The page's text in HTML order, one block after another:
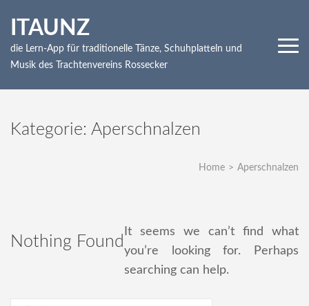
ITAUNZ
die Lern-App für traditionelle Tänze, Schuhplatteln und
Musik des Trachtenvereins Rossecker
Kategorie: Aperschnalzen
Home > Aperschnalzen
Nothing Found
It seems we can’t find what
you’re looking for. Perhaps
searching can help.